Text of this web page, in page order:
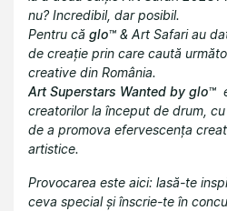
nu? Incredibil, dar posibil.
Pentru că glo™ & Art Safari au
de creație prin care caută
creative din România.
Art Superstars Wanted by glo™
creatorilor la început de drum,
de a promova efervescența
artistice.
Provocarea este aici: lasă-te
ceva special și înscrie-te în